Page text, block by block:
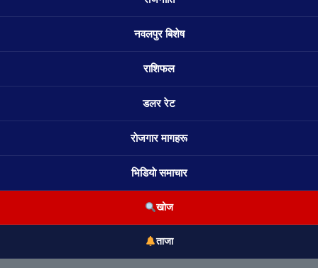
नवलपुर बिशेष
राशिफल
डलर रेट
राेजगार मागहरू
भिडियाे समाचार
खोज
ताजा